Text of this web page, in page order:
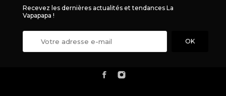
Recevez les dernières actualités et tendances La
Vapapapa !